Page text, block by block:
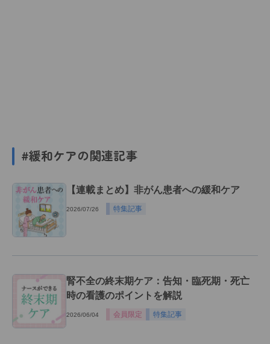
#緩和ケアの関連記事
【連載まとめ】非がん患者への緩和ケア
2026/07/26 特集記事
腎不全の終末期ケア：告知・臨死期・死亡
時の看護のポイントを解説
2026/06/04 会員限定 特集記事